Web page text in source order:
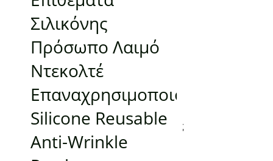
Σιλικόνης
Πρόσωπο Λαιμό
Ντεκολτέ
Επαναχρησιμοποιούμενα
Silicone Reusable
Anti-Wrinkle
Επικοινωνία
Κατηγορίες
Υπέρυθρη Θέρμανση
Χειροποίητα Καλλυντικά
Συσκευές Μασάζ – Ρεφλεξολογίας